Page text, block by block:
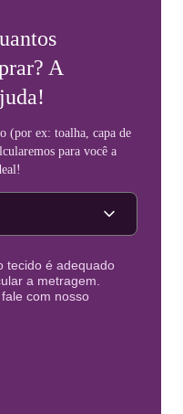
A
(por ex: toalha, capa de
para você a
tecido é adequado
a metragem.
com nosso